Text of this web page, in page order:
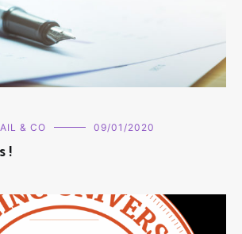
& CO 09/01/2020
!